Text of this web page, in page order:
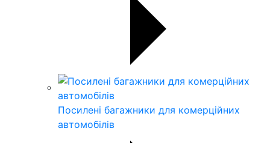
Посилені багажники для комерційних
автомобілів